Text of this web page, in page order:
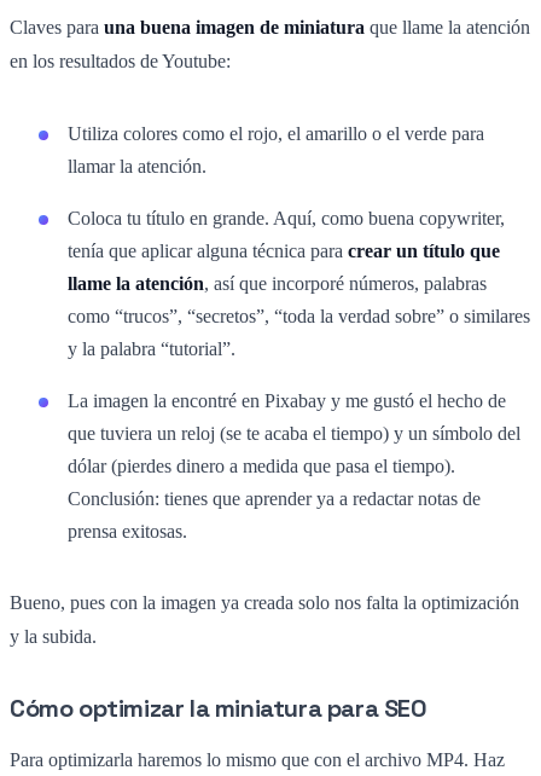
Claves para una buena imagen de miniatura que llame la atención
en los resultados de Youtube:
Utiliza colores como el rojo, el amarillo o el verde para
llamar la atención.
Coloca tu título en grande. Aquí, como buena copywriter,
tenía que aplicar alguna técnica para crear un título que
llame la atención, así que incorporé números, palabras
como “trucos”, “secretos”, “toda la verdad sobre” o similares
y la palabra “tutorial”.
La imagen la encontré en Pixabay y me gustó el hecho de
que tuviera un reloj (se te acaba el tiempo) y un símbolo del
dólar (pierdes dinero a medida que pasa el tiempo).
Conclusión: tienes que aprender ya a redactar notas de
prensa exitosas.
Bueno, pues con la imagen ya creada solo nos falta la optimización
y la subida.
Cómo optimizar la miniatura para SEO
Para optimizarla haremos lo mismo que con el archivo MP4. Haz